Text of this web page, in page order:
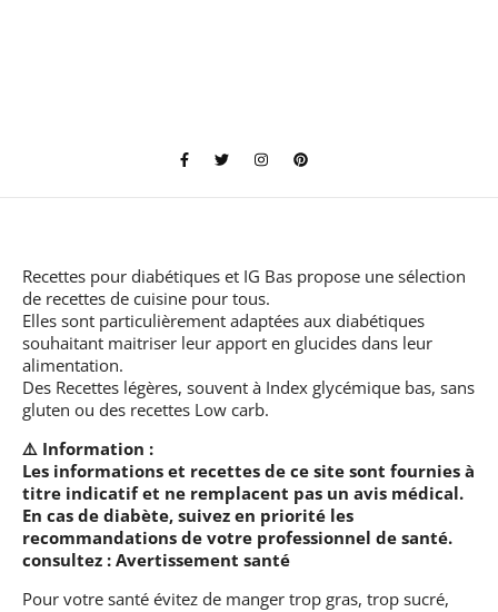
Recettes pour diabétiques et IG Bas propose une sélection
de recettes de cuisine pour tous.
Elles sont particulièrement adaptées aux diabétiques
souhaitant maitriser leur apport en glucides dans leur
alimentation.
Des Recettes légères, souvent à Index glycémique bas, sans
gluten ou des recettes Low carb.
⚠️ Information :
Les informations et recettes de ce site sont fournies à
titre indicatif et ne remplacent pas un avis médical.
En cas de diabète, suivez en priorité les
recommandations de votre professionnel de santé.
consultez : Avertissement santé
Pour votre santé évitez de manger trop gras, trop sucré,